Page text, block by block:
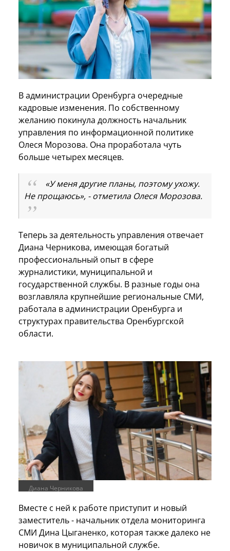
В администрации Оренбурга очередные
кадровые изменения. По собственному
желанию покинула должность начальник
управления по информационной политике
Олеся Морозова. Она проработала чуть
больше четырех месяцев.
«У меня другие планы, поэтому ухожу.
Не прощаюсь», - отметила Олеся Морозова.
Теперь за деятельность управления отвечает
Диана Черникова, имеющая богатый
профессиональный опыт в сфере
журналистики, муниципальной и
государственной службы. В разные годы она
возглавляла крупнейшие региональные СМИ,
работала в администрации Оренбурга и
структурах правительства Оренбургской
области.
Диана Черникова
Вместе с ней к работе приступит и новый
заместитель - начальник отдела мониторинга
СМИ Дина Цыганенко, которая также далеко не
новичок в муниципальной службе.